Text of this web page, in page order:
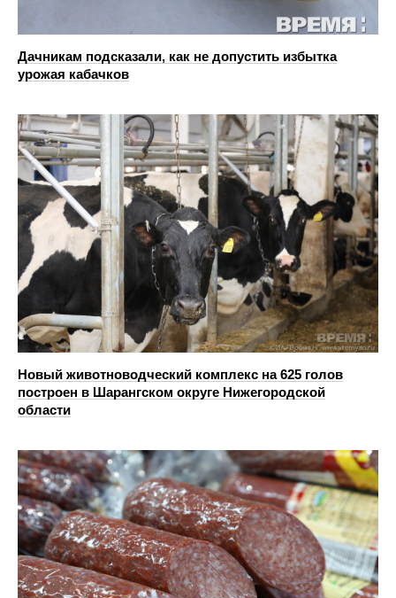
Дачникам подсказали, как не допустить избытка
урожая кабачков
Новый животноводческий комплекс на 625 голов
построен в Шарангском округе Нижегородской
области